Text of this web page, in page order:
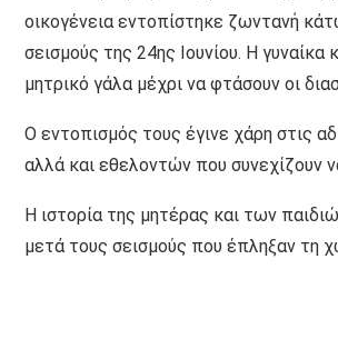
οικογένεια εντοπίστηκε ζωντανή
σεισμούς της 24ης Ιουνίου. Η
μητρικό γάλα μέχρι να φτάσουν οι
Ο εντοπισμός τους έγινε χάρη στις
αλλά και εθελοντών που συνεχίζουν
Η ιστορία της μητέρας και των
μετά τους σεισμούς που έπληξαν τη